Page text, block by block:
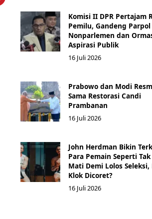
Komisi II DPR Pertajam
Pemilu, Gandeng Parpol
Nonparlemen dan
Aspirasi Publik
16 Juli 2026
Prabowo dan Modi
Sama Restorasi Candi
Prambanan
16 Juli 2026
John Herdman Bikin
Para Pemain Seperti
Mati Demi Lolos Seleksi,
Klok Dicoret?
16 Juli 2026